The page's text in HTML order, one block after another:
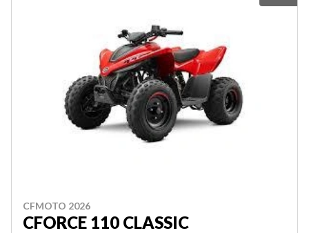
CFMOTO 2026
CFORCE 110 CLASSIC